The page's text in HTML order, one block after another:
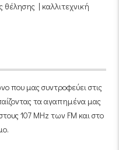
| καλλιτεχνική
που μας συντροφεύει στις
τα αγαπημένα μας
107 MHz των FM και στο